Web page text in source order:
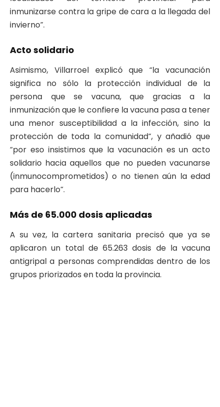
inmunizarse contra la gripe de cara a la llegada del
invierno”.
Acto solidario
Asimismo, Villarroel explicó que “la vacunación
significa no sólo la protección individual de la
persona que se vacuna, que gracias a la
inmunización que le confiere la vacuna pasa a tener
una menor susceptibilidad a la infección, sino la
protección de toda la comunidad”, y añadió que
“por eso insistimos que la vacunación es un acto
solidario hacia aquellos que no pueden vacunarse
(inmunocomprometidos) o no tienen aún la edad
para hacerlo”.
Más de 65.000 dosis aplicadas
A su vez, la cartera sanitaria precisó que ya se
aplicaron un total de 65.263 dosis de la vacuna
antigripal a personas comprendidas dentro de los
grupos priorizados en toda la provincia.